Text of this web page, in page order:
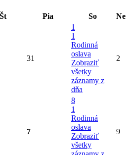
Št Pia So Ne
31
1
1
Rodinná
oslava
Zobraziť
všetky
záznamy z
dňa
2
7
8
1
Rodinná
oslava
Zobraziť
všetky
9